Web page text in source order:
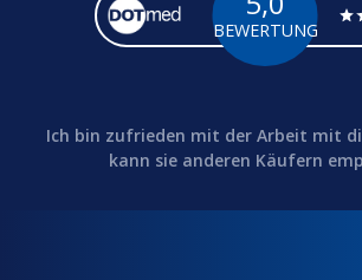
BEWERTUNG
Ich bin zufrieden mit der Arbeit mit
kann sie anderen Käufern